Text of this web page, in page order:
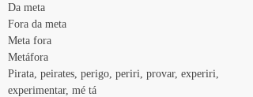
Da meta
Fora da meta
Meta fora
Metáfora
Pirata, peirates, perigo, periri, provar, experiri,
experimentar, mé tá